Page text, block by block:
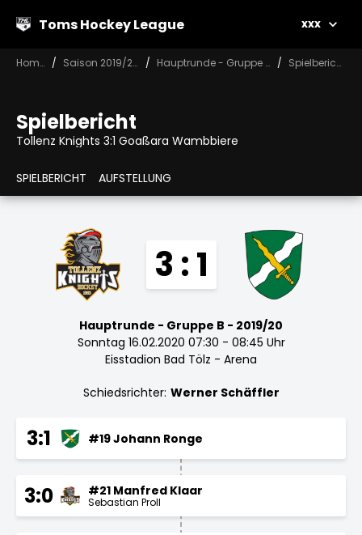
Toms Hockey League xxx
Home Saison 2019/20 Hauptrunde - Gruppe B Spielbericht
Spielbericht
Tollenz Knights 3:1 Goaßara Wambbiere
SPIELBERICHT AUFSTELLUNG
3 : 1
Hauptrunde - Gruppe B - 2019/20
Sonntag 16.02.2020 07:30 - 08:45 Uhr
Eisstadion Bad Tölz - Arena
Schiedsrichter: Werner Schäffler
3:1 #19 Johann Ronge
3:0 #21 Manfred Klaar
Sebastian Proll